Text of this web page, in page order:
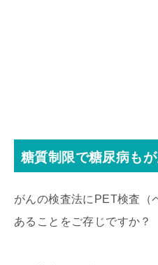
糖質制限で糖尿病も
がんの検査法にPET検査（
あることをご存じですか？